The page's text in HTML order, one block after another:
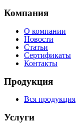
Компания
О компании
Новости
Статьи
Сертификаты
Контакты
Продукция
Вся продукция
Услуги